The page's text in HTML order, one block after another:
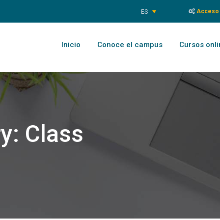
ES Acceso
Inicio Conoce el campus Cursos
Class